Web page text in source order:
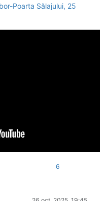
Poarta Sălajului, 25
6